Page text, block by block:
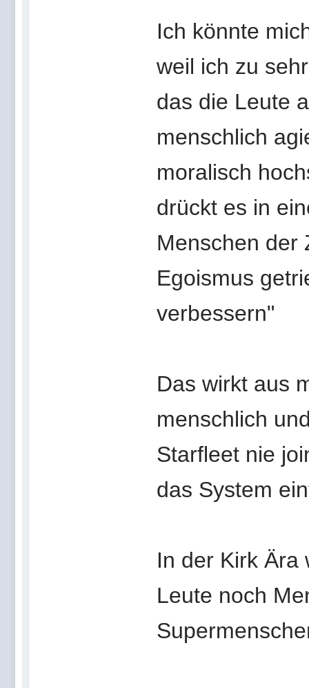
Ich könnte
weil ich zu
das die Leute
menschlich
moralisch
drückt es in
Menschen der
Egoismus
verbessern"
Das wirkt aus
menschlich
Starfleet nie
das System
In der Kirk Ära
Leute noch